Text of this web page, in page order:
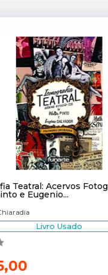
Teatral: Acervos
e Eugenio...
Livro Usado